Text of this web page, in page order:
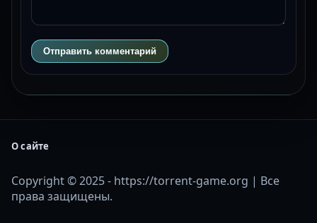
Отправить комментарий
О сайте
Copyright © 2025 - https://torrent-game.org | Все
права защищены.